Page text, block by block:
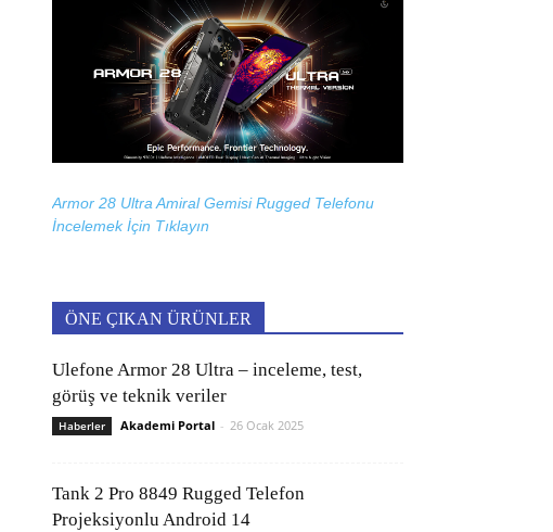
Armor 28 Ultra Amiral Gemisi Rugged Telefonu
İncelemek İçin Tıklayın
ÖNE ÇIKAN ÜRÜNLER
Ulefone Armor 28 Ultra – inceleme, test,
görüş ve teknik veriler
Haberler Akademi Portal - 26 Ocak 2025
Tank 2 Pro 8849 Rugged Telefon
Projeksiyonlu Android 14